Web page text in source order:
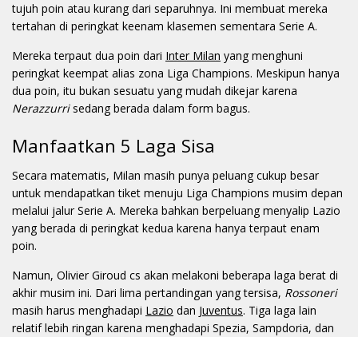
tujuh poin atau kurang dari separuhnya. Ini membuat mereka
tertahan di peringkat keenam klasemen sementara Serie A.
Mereka terpaut dua poin dari Inter Milan yang menghuni
peringkat keempat alias zona Liga Champions. Meskipun hanya
dua poin, itu bukan sesuatu yang mudah dikejar karena
Nerazzurrisedang berada dalam form bagus.
Manfaatkan 5 Laga Sisa
Secara matematis, Milan masih punya peluang cukup besar
untuk mendapatkan tiket menuju Liga Champions musim depan
melalui jalur Serie A. Mereka bahkan berpeluang menyalip Lazio
yang berada di peringkat kedua karena hanya terpaut enam
poin.
Namun, Olivier Giroud cs akan melakoni beberapa laga berat di
akhir musim ini. Dari lima pertandingan yang tersisa, Rossoneri
masih harus menghadapi Lazio dan Juventus. Tiga laga lain
relatif lebih ringan karena menghadapi Spezia, Sampdoria, dan